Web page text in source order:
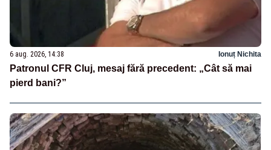
6 aug. 2026, 14:38 Ionuț Nichita
Patronul CFR Cluj, mesaj fără precedent: „Cât să mai
pierd bani?”